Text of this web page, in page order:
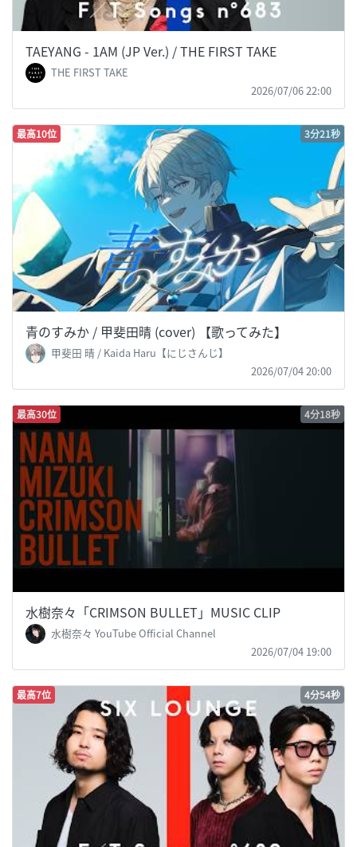
TAEYANG - 1AM (JP Ver.) / THE FIRST TAKE
THE FIRST TAKE
2026/07/06 22:00
最高10位 3分21秒
青のすみか / 甲斐田晴 (cover) 【歌ってみた】
甲斐田 晴 / Kaida Haru【にじさんじ】
2026/07/04 20:00
最高30位 4分18秒
水樹奈々「CRIMSON BULLET」MUSIC CLIP
水樹奈々 YouTube Official Channel
2026/07/04 19:00
最高7位 4分54秒